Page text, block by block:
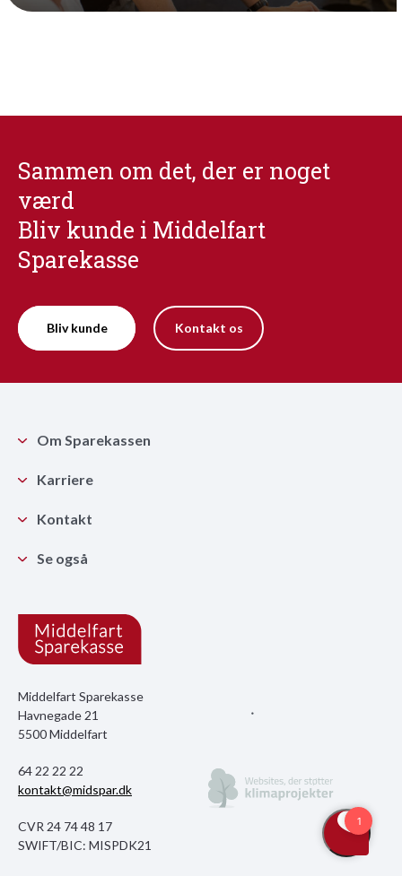
Sammen om det, der er noget
værd
Bliv kunde i Middelfart
Sparekasse
Bliv kunde Kontakt os
Middelfart Sparekasse
Havnegade 21
5500 Middelfart
64 22 22 22
kontakt@midspar.dk
CVR 24 74 48 17
SWIFT/BIC: MISPDK21
Om Sparekassen
Karriere
Kontakt
Se også